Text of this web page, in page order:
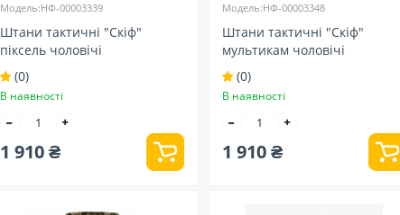
Модель:НФ-00003339
Штани тактичні "Скіф"
піксель чоловічі
(0)
В наявності
1 910 ₴
Модель:НФ-00003348
Штани тактичні "Скіф"
мультикам чоловічі
(0)
В наявності
1 910 ₴